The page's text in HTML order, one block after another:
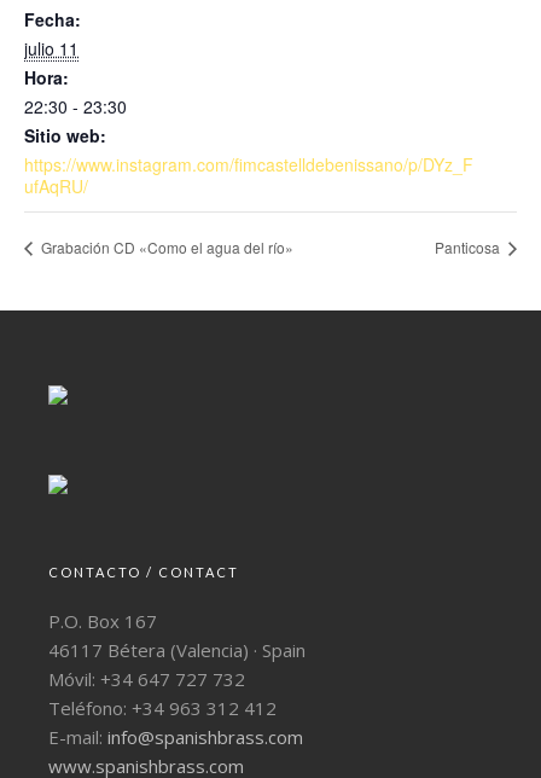
Fecha:
julio 11
Hora:
22:30 - 23:30
Sitio web:
https://www.instagram.com/fimcastelldebenissano/p/DYz_F
ufAqRU/
Grabación CD «Como el agua del río» Panticosa
CONTACTO / CONTACT
P.O. Box 167
46117 Bétera (Valencia) · Spain
Móvil: +34 647 727 732
Teléfono: +34 963 312 412
E-mail: info@spanishbrass.com
www.spanishbrass.com